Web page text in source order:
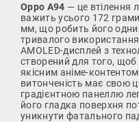
Oppo A94 — це втілення
важить усього 172
мм, що робить його
тривалого
AMOLED-дисплей з
створений для того,
якісним аніме-
витонченість має свою
градієнтною панеллю
його гладка поверхня
уникнути фатального